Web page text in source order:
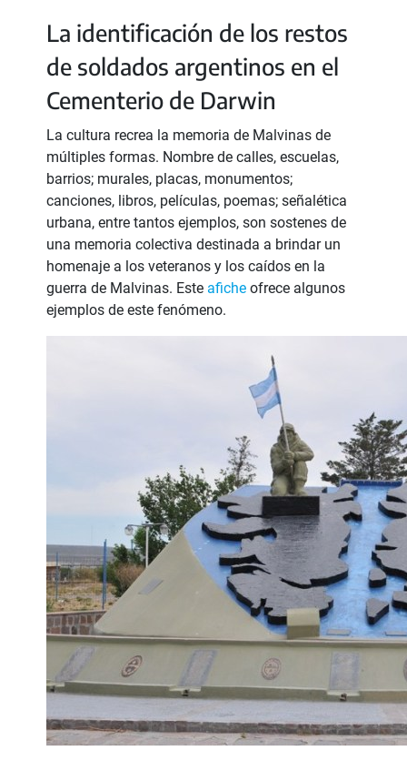
La identificación de los restos
de soldados argentinos en el
Cementerio de Darwin
La cultura recrea la memoria de Malvinas de
múltiples formas. Nombre de calles, escuelas,
barrios; murales, placas, monumentos;
canciones, libros, películas, poemas; señalética
urbana, entre tantos ejemplos, son sostenes de
una memoria colectiva destinada a brindar un
homenaje a los veteranos y los caídos en la
guerra de Malvinas. Esteaficheofrece algunos
ejemplos de este fenómeno.